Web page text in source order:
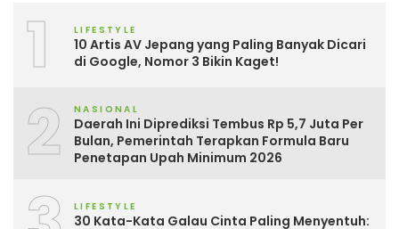
1 LIFESTYLE
10 Artis AV Jepang yang Paling Banyak Dicari
di Google, Nomor 3 Bikin Kaget!
2 NASIONAL
Daerah Ini Diprediksi Tembus Rp 5,7 Juta Per
Bulan, Pemerintah Terapkan Formula Baru
Penetapan Upah Minimum 2026
LIFESTYLE
30 Kata-Kata Galau Cinta Paling Menyentuh: